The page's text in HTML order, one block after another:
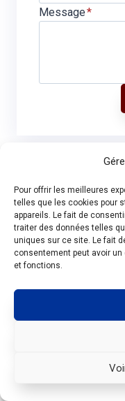
Pour offrir les meilleures
telles que les cookies pour
appareils. Le fait de
traiter des données telles
uniques sur ce site. Le fait
consentement peut avoir
et fonctions.
Message*